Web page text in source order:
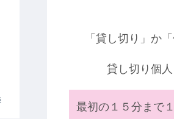
「貸し切り」か
貸し切り個
最初の１５分まで